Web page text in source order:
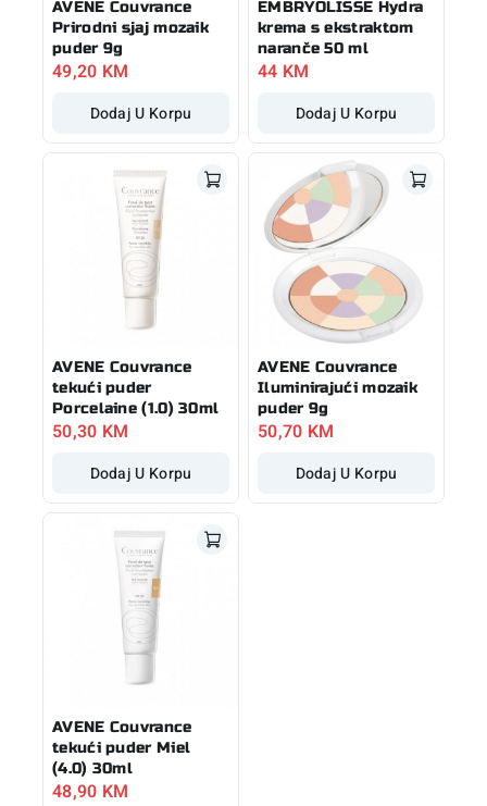
AVENE Couvrance
Prirodni sjaj mozaik
puder 9g
49,20 KM
Dodaj U Korpu
EMBRYOLISSE Hydra
krema s ekstraktom
naranče 50 ml
44 KM
Dodaj U Korpu
AVENE Couvrance
tekući puder
Porcelaine (1.0) 30ml
50,30 KM
Dodaj U Korpu
AVENE Couvrance
Iluminirajući mozaik
puder 9g
50,70 KM
Dodaj U Korpu
AVENE Couvrance
tekući puder Miel
(4.0) 30ml
48,90 KM